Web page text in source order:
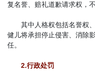
复名誉、赔礼道歉请求权，
其中人格权包括名誉权、
健儿将承担停止侵害、消除
任。
2.行政处罚